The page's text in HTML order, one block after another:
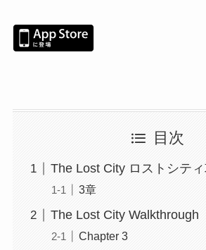
目次
The Lost City ロストシテ
3章
The Lost City Walkthrough
Chapter 3